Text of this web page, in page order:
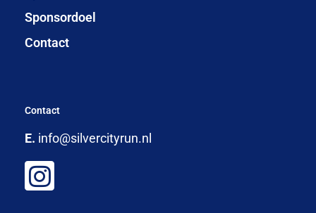
Sponsordoel
Contact
Contact
E. info@silvercityrun.nl
I
n